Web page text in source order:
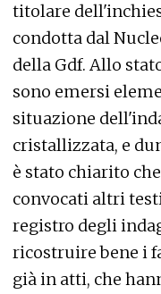
titolare
condotta dal
della Gdf. Allo
sono emersi
situazione
cristallizzata, e
è stato chiarito
convocati altri
registro degli
ricostruire bene i
già in atti, che